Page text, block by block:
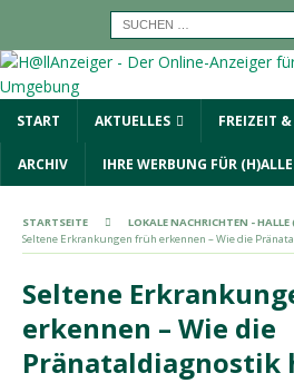
START AKTUELLES FREIZEIT
ARCHIV IHRE WERBUNG FÜR (H)ALLE
STARTSEITE
LOKALE NACHRICHTEN -
Seltene Erkrankungen früh erkennen – Wie die
Seltene
erkennen – Wie die
Pränataldiagnostik